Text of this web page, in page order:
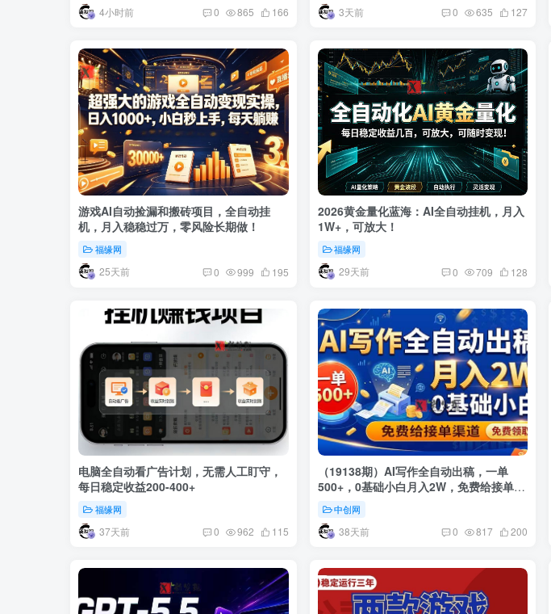
4小时前 0 865 166 3天前 0 635 127
游戏AI自动捡漏和搬砖项目，全自动挂
机，月入稳稳过万，零风险长期做！
福缘网
25天前 0 999 195
2026黄金量化蓝海：AI全自动挂机，月入
1W+，可放大！
福缘网
29天前 0 709 128
电脑全自动看广告计划，无需人工盯守，
每日稳定收益200-400+
福缘网
37天前 0 962 115
（19138期）AI写作全自动出稿，一单
500+，0基础小白月入2W，免费给接单渠
中创网
38天前 0 817 200